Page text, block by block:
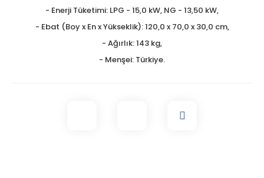
- Enerji Tüketimi: LPG - 15,0 kW, NG - 13,50 kW,
- Ebat (Boy x En x Yükseklik): 120,0 x 70,0 x 30,0 cm,
- Ağırlık: 143 kg,
- Menşei: Türkiye.